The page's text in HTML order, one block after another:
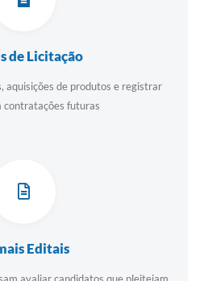
de Licitação
aquisições de produtos e registrar
contratações futuras
Editais